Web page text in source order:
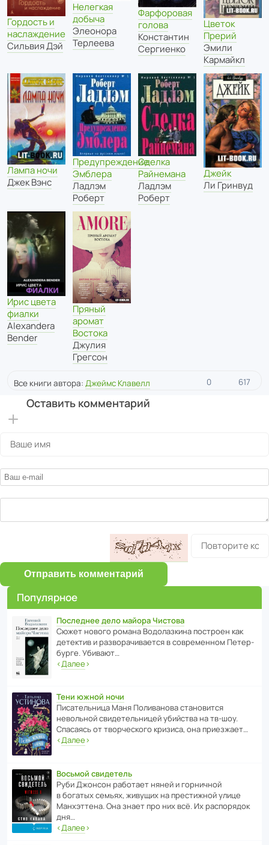
Гордость и
наслаждение
Сильвия Дэй
Нелегкая
добыча
Элеонора
Терлеева
Фарфоровая
голова
Константин
Сергиенко
Цветок
Прерий
Эмили
Кармайкл
Лампа ночи
Джек Вэнс
Предупреждение
Эмблера
Ладлэм
Роберт
Сделка
Райнемана
Ладлэм
Роберт
Джейк
Ли Гринвуд
Ирис цвета
фиалки
Alexandera
Bender
Пряный
аромат
Востока
Джулия
Грегсон
Все книги автора: Джеймс Клавелл 0 617
Оставить комментарий
Отправить комментарий
Популярное
Последнее дело майора Чистова
Сюжет нового романа Водо­ла­з­кина пост­роен как
дете­ктив и разво­ра­чи­ва­ется в совре­менном Пете­р­
бурге. Убивают…
‹Далее›
Тени южной ночи
Писа­тель­ница Маня Поли­ва­нова стано­вится
невольной свиде­тель­ницей убийства на тв-шоу.
Спасаясь от твор­че­с­кого кризиса, она приезжает…
‹Далее›
Восьмой свидетель
Руби Джонсон рабо­тает няней и горни­чной
в богатых семьях, живущих на прес­ти­жной улице
Манх­эт­тена. Она знает про них всё. Их распо­рядок
дня…
‹Далее›